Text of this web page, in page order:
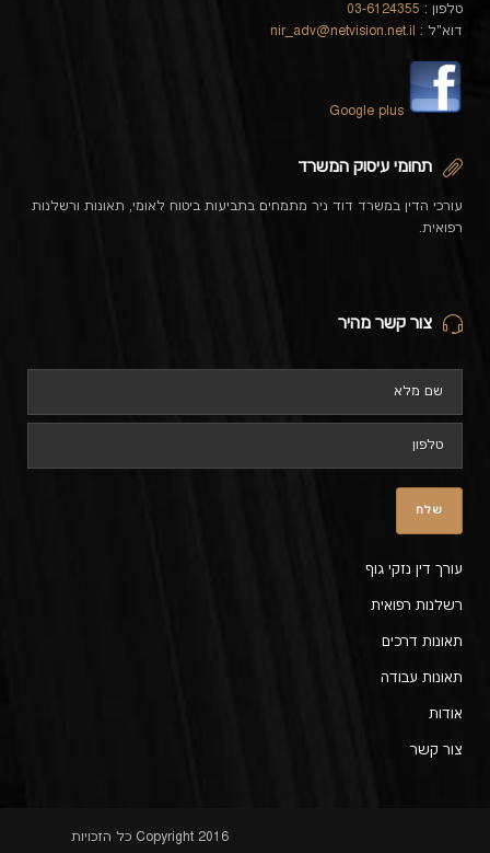
טלפון : 03-6124355
דוא"ל : nir_adv@netvision.net.il
Google plus
תחומי עיסוק המשרד
עורכי הדין במשרד דוד ניר מתמחים בתביעות ביטוח לאומי, תאונות ורשלנות
רפואית.
צור קשר מהיר
עורך דין נזקי גוף
רשלנות רפואית
תאונות דרכים
תאונות עבודה
אודות
צור קשר
Copyright 2016 כל הזכויות